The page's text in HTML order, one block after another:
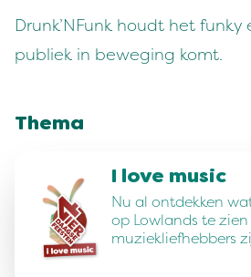
Drunk’NFunk houdt het
publiek in beweging komt.
Thema
I love music
Nu al ontdekken
op Lowlands te zien
muziekliefhebbers